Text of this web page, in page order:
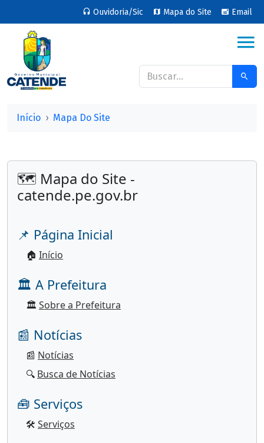
Ouvidoria/Sic Mapa do Site Email
Início Mapa Do Site
🗺️ Mapa do Site -
catende.pe.gov.br
📌 Página Inicial
🏠 Início
🏛️ A Prefeitura
🏛️ Sobre a Prefeitura
📰 Notícias
📰 Notícias
🔍 Busca de Notícias
🧰 Serviços
🛠️ Serviços